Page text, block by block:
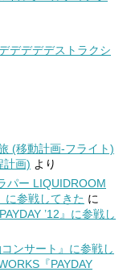
デデデデストラクシ
(移動計画-フライト)
計画) より
パー LIQUIDROOM
に参戦してきた に
’12』に参戦し
ンサート』に参戦し
『PAYDAY